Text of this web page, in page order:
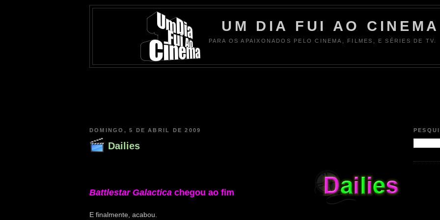
UM DIA FUI AO CINEMA
PARA OS APAIXONADOS PELO CINEMA, FILMES, E SÉRIES DE TV.
DOMINGO, 5 DE ABRIL DE 2009
Dailies
Battlestar Galactica chegou ao fim
E finalmente, acabou.